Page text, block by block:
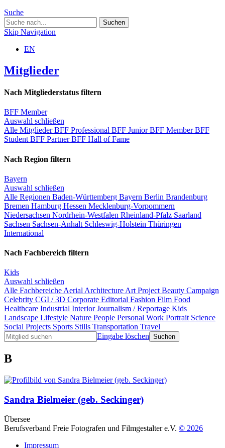
Suche
Skip Navigation
EN
Mitglieder
Nach Mitgliederstatus filtern
BFF Member
Auswahl schließen
Alle MitgliederBFF Professional BFF JuniorBFF MemberBFF
Student BFF PartnerBFF Hall of Fame
Nach Region filtern
Bayern
Auswahl schließen
Alle Regionen Baden-Württemberg Bayern Berlin Brandenburg
Bremen Hamburg Hessen Mecklenburg-Vorpommern
Niedersachsen Nordrhein-Westfalen Rheinland-Pfalz Saarland
Sachsen Sachsen-Anhalt Schleswig-Holstein Thüringen
International
Nach Fachbereich filtern
Kids
Auswahl schließen
Alle Fachbereiche Aerial Architecture Art Project Beauty Campaign
Celebrity CGI / 3D Corporate Editorial Fashion Film Food
Healthcare Industrial InteriorJournalism / Reportage Kids
Landscape Lifestyle Nature People Personal Work Portrait Science
Social Projects Sports Stills Transportation Travel
Eingabe löschen
B
Sandra Bielmeier (geb. Seckinger)
Übersee
Berufsverband Freie Fotografen und Filmgestalter e.V. © 2026
Impressum